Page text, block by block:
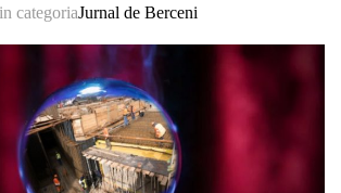
categoriaJurnal de Berceni